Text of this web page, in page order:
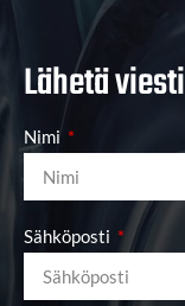
Lähetä viesti
Nimi
Sähköposti